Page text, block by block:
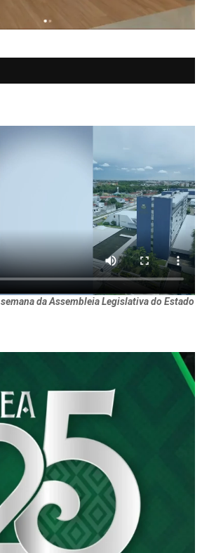
da Assembleia Legislativa do Estado